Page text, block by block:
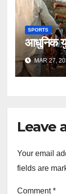
SPORTS
आधुनिक
MAR 27,
Leave
Your email
fields are
Comment*